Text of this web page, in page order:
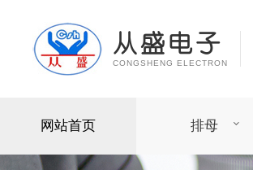
从盛电子
CONGSHENG ELECTRON
网站首页 排母